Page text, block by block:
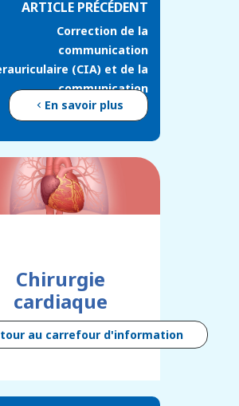
ARTICLE PRÉCÉDENT
Correction de la
communication
(CIA) et de la
communication
intraventriculaire (CIV)
En savoir plus
Chirurgie
cardiaque
au carrefour d'information